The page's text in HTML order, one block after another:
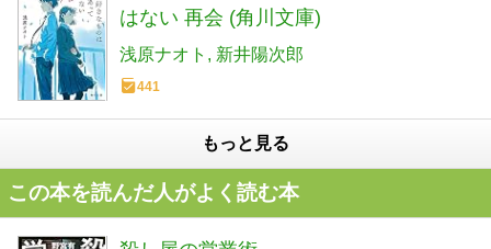
はない 再会 (角川文庫)
浅原ナオト 新井陽次郎
441
もっと見る
この本を読んだ人がよく読む本